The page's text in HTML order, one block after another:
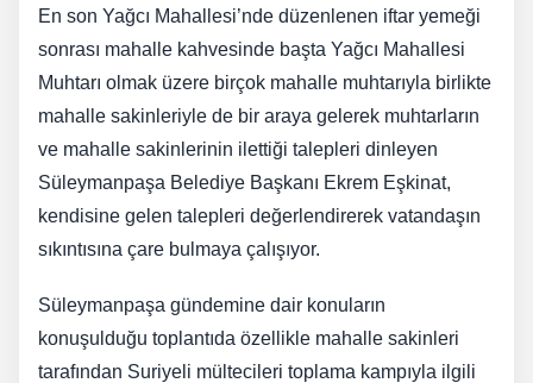
En son Yağcı Mahallesi’nde düzenlenen iftar yemeği
sonrası mahalle kahvesinde başta Yağcı Mahallesi
Muhtarı olmak üzere birçok mahalle muhtarıyla birlikte
mahalle sakinleriyle de bir araya gelerek muhtarların
ve mahalle sakinlerinin ilettiği talepleri dinleyen
Süleymanpaşa Belediye Başkanı Ekrem Eşkinat,
kendisine gelen talepleri değerlendirerek vatandaşın
sıkıntısına çare bulmaya çalışıyor.
Süleymanpaşa gündemine dair konuların
konuşulduğu toplantıda özellikle mahalle sakinleri
tarafından Suriyeli mültecileri toplama kampıyla ilgili